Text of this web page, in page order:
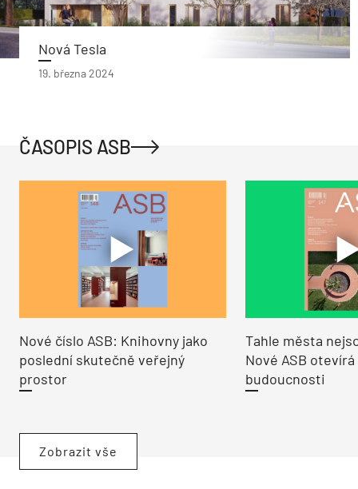
Nová Tesla
19. března 2024
ČASOPIS ASB
Nové číslo ASB: Knihovny jako
poslední skutečně veřejný
prostor
Tahle města
Nové ASB
budoucnosti
Zobrazit vše